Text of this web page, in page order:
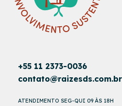
+55 11 2373-0036
contato@raizesds.com.br
ATENDIMENTO SEG-QUI 09 ÀS 18H